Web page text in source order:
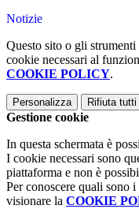
Notizie
Questo sito o gli
cookie necessari al
COOKIE POLICY.
Personalizza Rifiuta tutti
Gestione cookie
In questa schermata è
I cookie necessari sono
piattaforma e non è
Per conoscere quali sono
visionare la COOKIE